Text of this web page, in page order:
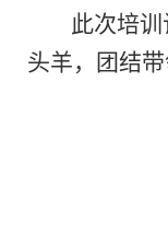
此次培
头羊，团结